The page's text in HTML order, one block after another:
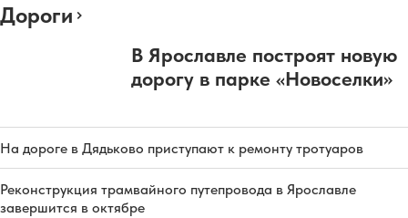
Дороги
В Ярославле построят новую
дорогу в парке «Новоселки»
На дороге в Дядьково приступают к ремонту тротуаров
Реконструкция трамвайного путепровода в Ярославле
завершится в октябре